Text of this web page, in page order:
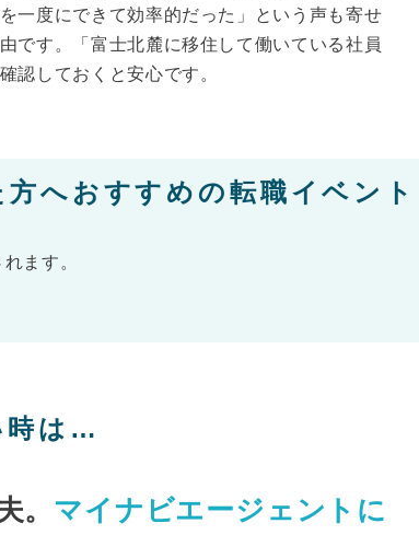
一度にできて効率的だった」という声も寄せ
です。「富士北麓に移住して働いている社員
認しておくと安心です。
へおすすめの転職イベント
ます。
時は…
。 マイナビエージェントに